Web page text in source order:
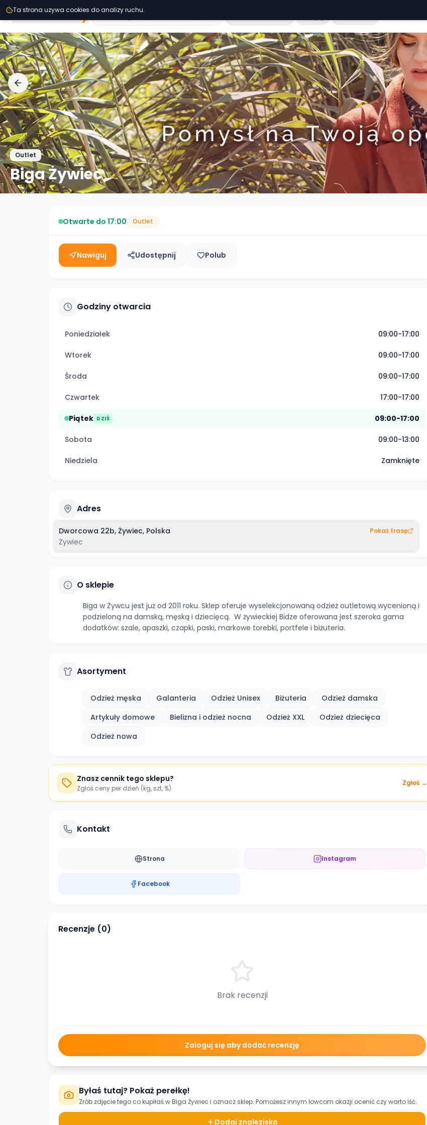
Przejdz do tresci
SecondHandy
Outlet
Biga Żywiec
Otwarte do 17:00 Outlet
Nawiguj Udostępnij Polub
Godziny otwarcia
Poniedziałek 09:00-17:00
Wtorek 09:00-17:00
Środa 09:00-17:00
Czwartek 17:00-17:00
Piątek DZIŚ 09:00-17:00
Sobota 09:00-13:00
Niedziela Zamknięte
Adres
Dworcowa 22b, Żywiec, Polska
Żywiec
Pokaż trasę
O sklepie
Biga w Żywcu jest już od 2011 roku. Sklep oferuje wyselekcjonowaną odzież outletową wycenioną i
podzieloną na damską, męską i dziecięcą. W żywieckiej Bidze oferowana jest szeroka gama
dodatków: szale, apaszki, czapki, paski, markowe torebki, portfele i biżuteria.
Asortyment
Odzież męska Galanteria Odzież Unisex Biżuteria
Odzież damska
Artykuły domowe
Bielizna i odzież nocna Odzież XXL
Odzież dziecięca
Odzież nowa
Znasz cennik tego sklepu?
Zgłoś ceny per dzień (kg, szt, %)
Zgłoś →
Kontakt
Strona Instagram
Facebook
Recenzje (0)
Brak recenzji
Zaloguj się aby dodać recenzję
Byłaś tutaj? Pokaż perełkę!
Zrób zdjęcie tego co kupiłaś wBiga Żywiec i oznacz sklep. Pomożesz innym łowcom okazji ocenić czy warto iść.
Dodaj znalezisko
Ta strona uzywa cookies do analizy ruchu.